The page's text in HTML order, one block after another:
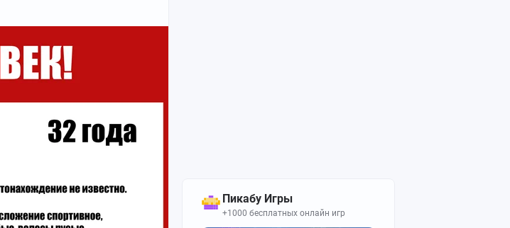
Пикабу Игры
+1000 бесплатных онлайн игр